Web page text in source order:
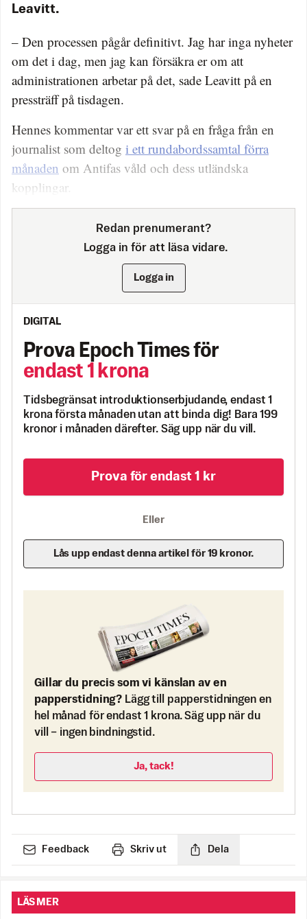
Leavitt.
– Den processen pågår definitivt. Jag har inga nyheter
om det i dag, men jag kan försäkra er om att
administrationen arbetar på det, sade Leavitt på en
pressträff på tisdagen.
Hennes kommentar var ett svar på en fråga från en
journalist som deltog i ett rundabordssamtal förra
månaden om Antifas våld och dess utländska
kopplingar.
Redan prenumerant?
Logga in för att läsa vidare.
Logga in
DIGITAL
Prova Epoch Times för
endast 1 krona
Tidsbegränsat introduktionserbjudande, endast 1
krona första månaden utan att binda dig! Bara 199
kronor i månaden därefter. Säg upp när du vill.
Prova för endast 1 kr
Eller
Lås upp endast denna artikel för 19 kronor.
Gillar du precis som vi känslan av en
papperstidning? Lägg till papperstidningen en
hel månad för endast 1 krona. Säg upp när du
vill – ingen bindningstid.
Ja, tack!
Feedback Skriv ut Dela
LÄS MER